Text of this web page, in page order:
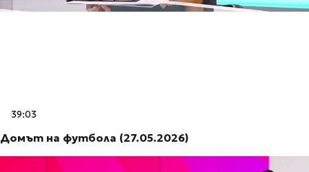
39:03
Домът на футбола (27.05.2026)